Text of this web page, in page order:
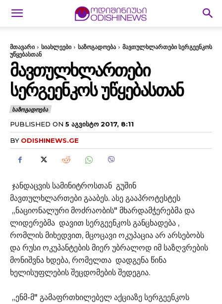
მთავარი სიახლეები საზოგადოება
მავთულხლართები სერგეენკოს
უწყებასთან
ᲛᲐᲕᲗᲣᲚᲮᲚᲐᲠᲗᲔᲑᲘ
ᲡᲔᲠᲒᲔᲔᲜᲙᲝᲡ ᲣᲬᲧᲔᲑᲐᲡᲗᲐᲜ
ᲡᲐᲖᲝᲒᲐᲓᲝᲔᲑᲐ
PUBLISHED ON 5 ᲐᲒᲕᲘᲡᲢᲝ 2017, 8:11
BY ODISHINEWS.GE
ჯანდაცვის სამინიტროსთან გუშინ
მავთულხლართები გააბეს. ასე გააპროტესტეს
„ნაციონალური მოძრაობის" მხარდამჭერებმა და
ლიდერებმა დავით სერგეენკოს განცხადება ,
რომლის მიხედვით, მცოცავი ოკუპაცია არ არსებობს
და რუსი ოკუპანტების მიერ უბრალოდ იმ საზღვრების
მონიშვნა ხდება, რომელთა დადგენა წინა
ხელისუფლების შეცდომების შედეგია.
„ენმ-მ" გამაფრთხილებელ აქციაზე სერგეენკოს